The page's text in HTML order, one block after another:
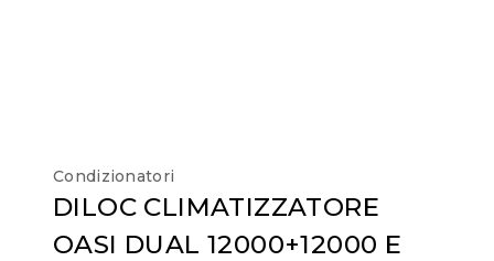
Condizionatori
DILOC CLIMATIZZATORE
OASI DUAL 12000+12000 E